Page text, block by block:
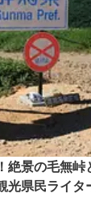
絶景の毛無峠
県民ライタ